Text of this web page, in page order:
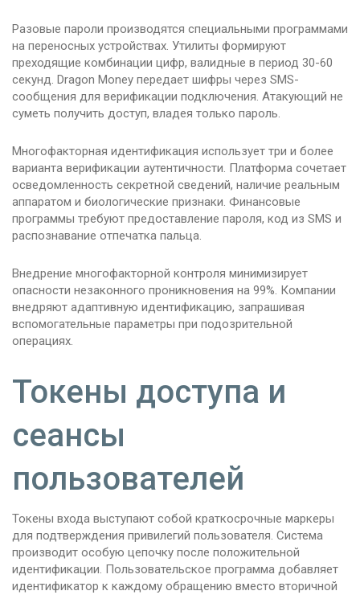
Разовые пароли производятся специальными программами
на переносных устройствах. Утилиты формируют
преходящие комбинации цифр, валидные в период 30-60
секунд. Dragon Money передает шифры через SMS-
сообщения для верификации подключения. Атакующий не
суметь получить доступ, владея только пароль.
Многофакторная идентификация использует три и более
варианта верификации аутентичности. Платформа сочетает
осведомленность секретной сведений, наличие реальным
аппаратом и биологические признаки. Финансовые
программы требуют предоставление пароля, код из SMS и
распознавание отпечатка пальца.
Внедрение многофакторной контроля минимизирует
опасности незаконного проникновения на 99%. Компании
внедряют адаптивную идентификацию, запрашивая
вспомогательные параметры при подозрительной
операциях.
Токены доступа и
сеансы
пользователей
Токены входа выступают собой краткосрочные маркеры
для подтверждения привилегий пользователя. Система
производит особую цепочку после положительной
идентификации. Пользовательское программа добавляет
идентификатор к каждому обращению вместо вторичной